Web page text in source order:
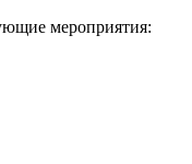
мероприятия: